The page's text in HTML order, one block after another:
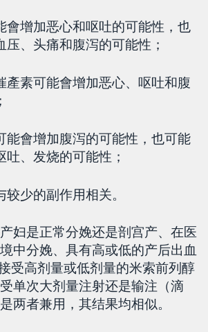
會增加恶心和呕吐的可能性，也
压、头痛和腹泻的可能性；
產素可能會增加恶心、呕吐和腹
能會增加腹泻的可能性，也可能
吐、发烧的可能性；
少的副作用相关。
妇是正常分娩还是剖宫产、在医
中分娩、具有高或低的产后出血
接受高剂量或低剂量的米索前列醇
单次大剂量注射还是输注（滴
两者兼用，其结果均相似。